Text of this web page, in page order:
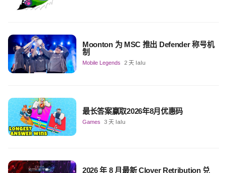
Moonton 为 MSC 推出 Defender 称号机
制
Mobile Legends 2 天 lalu
最长答案赢取2026年8月优惠码
Games 3 天 lalu
2026 年 8 月最新 Clover Retribution 兑